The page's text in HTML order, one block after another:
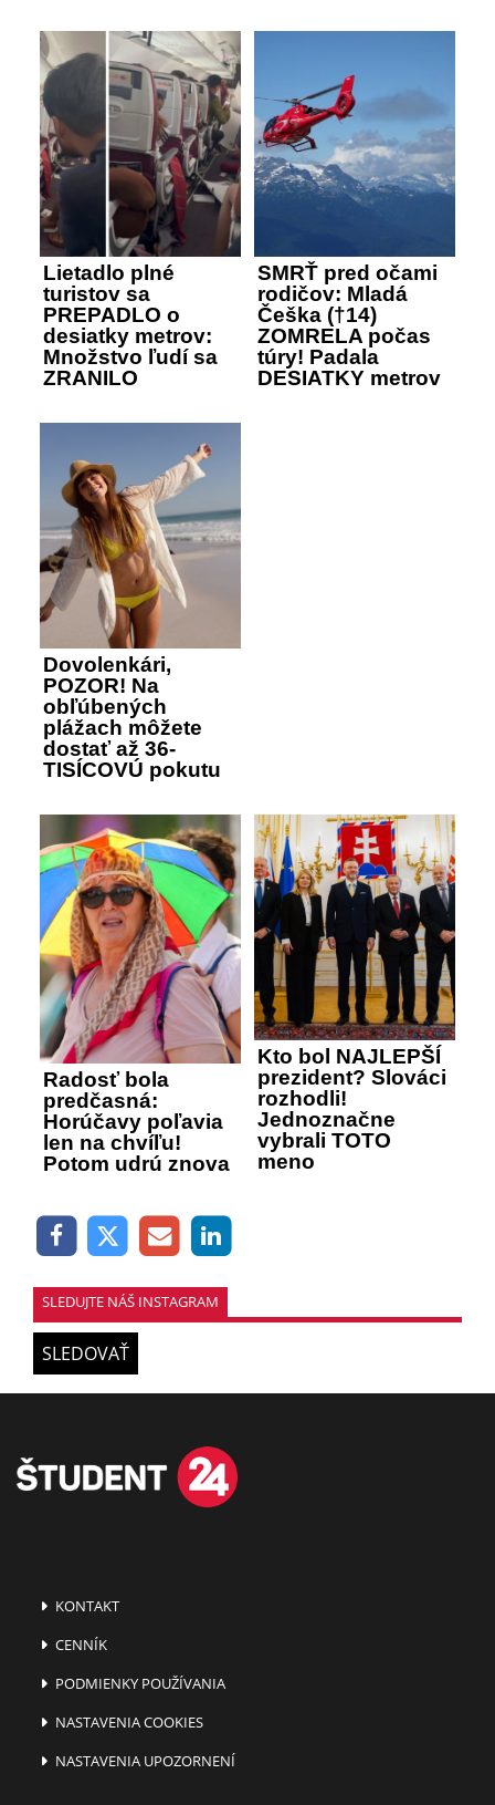
Lietadlo plné
turistov sa
PREPADLO o
desiatky metrov:
Množstvo ľudí sa
ZRANILO
SMRŤ pred očami
rodičov: Mladá
Češka (†14)
ZOMRELA počas
túry! Padala
DESIATKY metrov
Dovolenkári,
POZOR! Na
obľúbených
plážach môžete
dostať až 36-
TISÍCOVÚ pokutu
Radosť bola
predčasná:
Horúčavy poľavia
len na chvíľu!
Potom udrú znova
Kto bol NAJLEPŠÍ
prezident? Slováci
rozhodli!
Jednoznačne
vybrali TOTO
meno
SLEDUJTE NÁŠ INSTAGRAM
SLEDOVAŤ
KONTAKT
CENNÍK
PODMIENKY POUŽÍVANIA
NASTAVENIA COOKIES
NASTAVENIA UPOZORNENÍ